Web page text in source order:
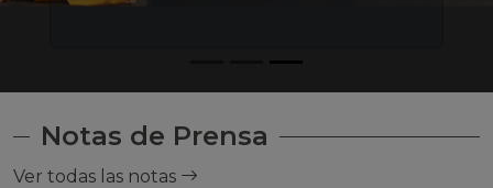
Notas de Prensa
Ver todas las notas